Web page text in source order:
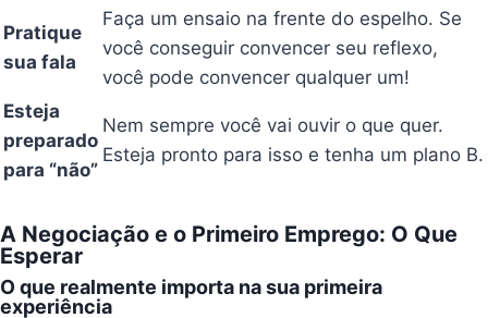
Pratique
sua fala
Faça um ensaio na frente do espelho. Se
você conseguir convencer seu reflexo,
você pode convencer qualquer um!
Esteja
preparado
para “não”
Nem sempre você vai ouvir o que quer.
Esteja pronto para isso e tenha um plano B.
A Negociação e o Primeiro Emprego: O Que
Esperar
O que realmente importa na sua primeira
experiência